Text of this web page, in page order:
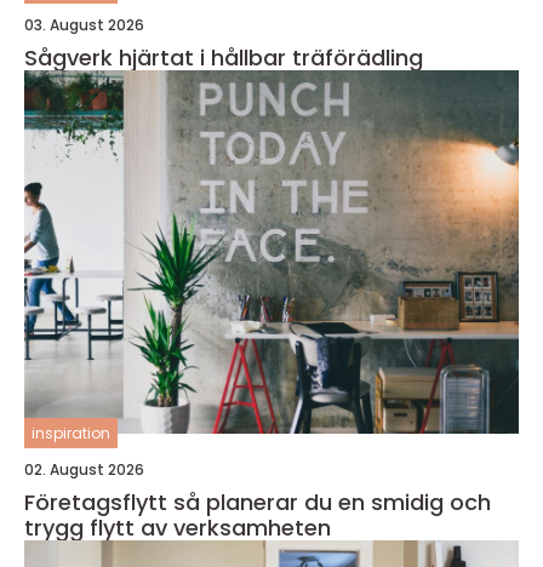
03. August 2026
Sågverk hjärtat i hållbar träförädling
inspiration
02. August 2026
Företagsflytt så planerar du en smidig och
trygg flytt av verksamheten